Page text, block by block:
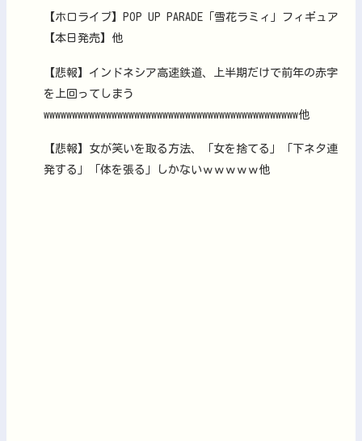
【ホロライブ】POP UP PARADE「雪花ラミィ」フィギュア
【本日発売】他
【悲報】インドネシア高速鉄道、上半期だけで前年の赤字
を上回ってしまう
wwwwwwwwwwwwwwwwwwwwwwwwwwwwwwwwwwwwwwwwwwwww他
【悲報】女が笑いを取る方法、「女を捨てる」「下ネタ連
発する」「体を張る」しかないｗｗｗｗｗ他